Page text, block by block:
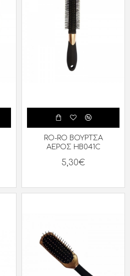
RO-RO ΒΟΥΡΤΣΑ
ΑΕΡΟΣ HB041C
5,30€